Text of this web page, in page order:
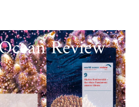
Review